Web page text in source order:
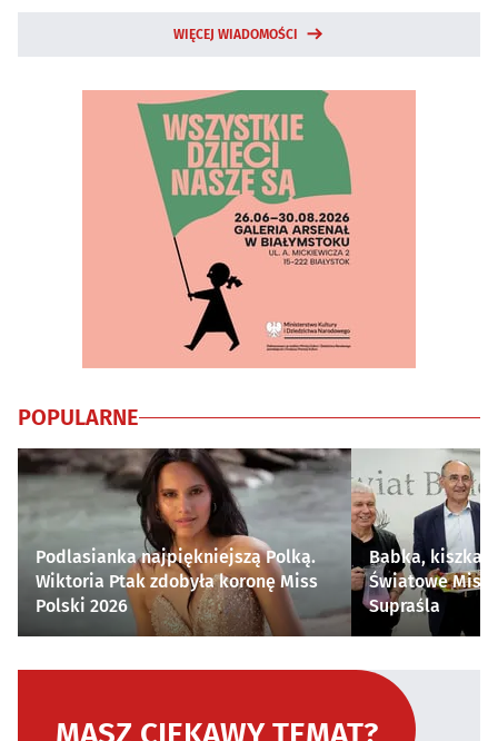
WIĘCEJ WIADOMOŚCI
POPULARNE
Podlasianka najpiękniejszą Polką.
Wiktoria Ptak zdobyła koronę Miss
Polski 2026
Babka, kiszka i
Światowe
Supraśla